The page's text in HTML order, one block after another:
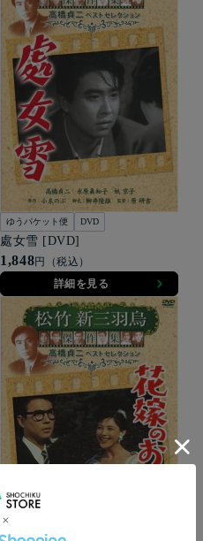
ゆうパケット便 DVD
處女雪 [DVD]
1,848円（税込）
詳細を見る